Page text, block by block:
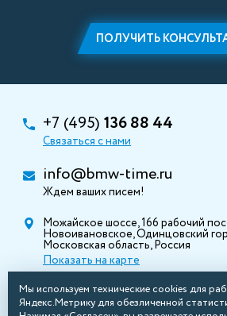
ПОЛУЧИТЬ
+7 (495) 136 88 44
Связаться с нами
info@bmw-time.ru
Ждем ваших писем!
Можайское шоссе, 166 рабочий
Новоивановское, Одинцовский
Московская область, Россия
Показать на карте
Мы используем технические cookies для
Яндекс.Метрику для обезличенной